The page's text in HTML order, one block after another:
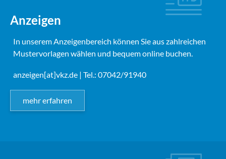
Anzeigen
In unserem Anzeigenbereich können Sie aus zahlreichen
Mustervorlagen wählen und bequem online buchen.
anzeigen[at]vkz.de | Tel.: 07042/91940
mehr erfahren